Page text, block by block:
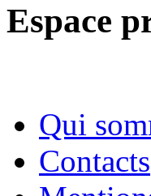
Espace
Qui
Contacts